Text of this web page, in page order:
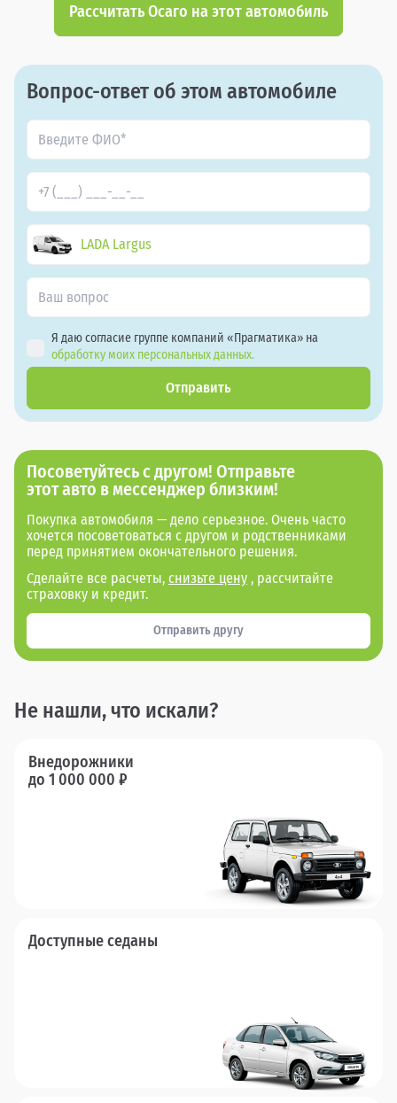
Рассчитать Осаго на этот автомобиль
Вопрос-ответ об этом автомобиле
LADA Largus
Я даю согласие группе компаний «Прагматика» на
обработку моих персональных данных.
Отправить
Посоветуйтесь с другом! Отправьте
этот авто в мессенджер близким!
Покупка автомобиля — дело серьезное. Очень часто
хочется посоветоваться с другом и родственниками
перед принятием окончательного решения.
Сделайте все расчеты, снизьте цену , рассчитайте
страховку и кредит.
Отправить другу
Не нашли, что искали?
Внедорожники
до 1 000 000 ₽
Доступные седаны